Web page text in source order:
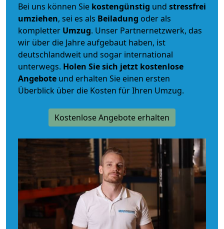
Bei uns können Sie kostengünstig und stressfrei
umziehen, sei es als Beiladung oder als
kompletter Umzug. Unser Partnernetzwerk, das
wir über die Jahre aufgebaut haben, ist
deutschlandweit und sogar international
unterwegs. Holen Sie sich jetzt kostenlose
Angebote und erhalten Sie einen ersten
Überblick über die Kosten für Ihren Umzug.
Kostenlose Angebote erhalten